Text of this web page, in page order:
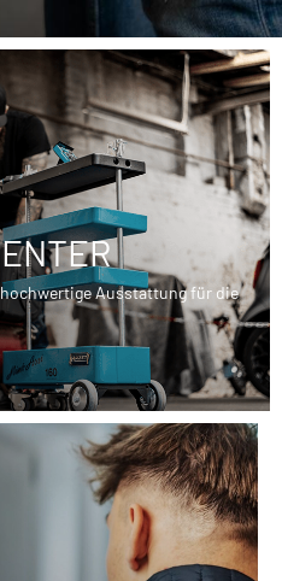
Ausstattung für die